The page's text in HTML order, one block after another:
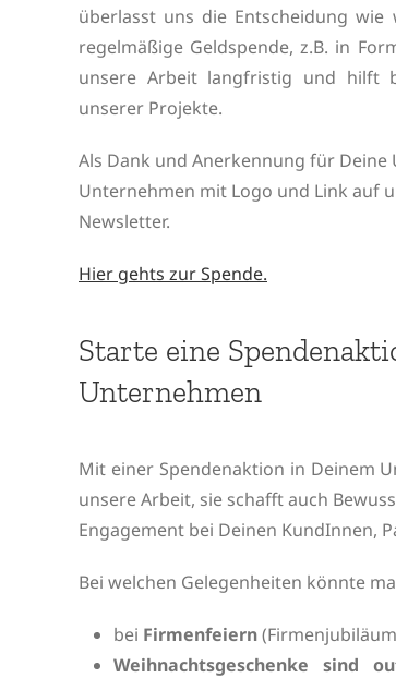
überlasst uns die Entscheidung wie
regelmäßige Geldspende, z.B. in
unsere Arbeit langfristig und hilft
unserer Projekte.
Als Dank und Anerkennung für
Unternehmen mit Logo und Link auf
Newsletter.
Hier gehts zur Spende.
Starte eine
Unternehmen
Mit einer Spendenaktion in Deinem
unsere Arbeit, sie schafft auch
Engagement bei Deinen KundInnen,
Bei welchen Gelegenheiten könnte
bei Firmenfeiern
Weihnachtsgeschenke sind